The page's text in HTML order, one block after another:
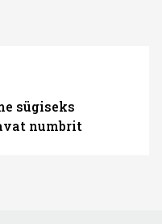
sügiseks
numbrit